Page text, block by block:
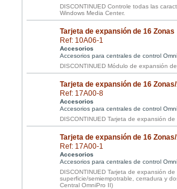
DISCONTINUED Controle todas las
Windows Media Center.
Tarjeta de expansión de 16 Zonas
Ref: 10A06-1
Accesorios
Accesorios para centrales de control Omni
DISCONTINUED Módulo de expansión
Tarjeta de expansión de 16
Ref: 17A00-8
Accesorios
Accesorios para centrales de control Omni
DISCONTINUED Tarjeta de expansión
Tarjeta de expansión de 16
Ref: 17A00-1
Accesorios
Accesorios para centrales de control Omni
DISCONTINUED Tarjeta de expansión
superficie/semiempotrable, cerradura y
Central OmniPro II)